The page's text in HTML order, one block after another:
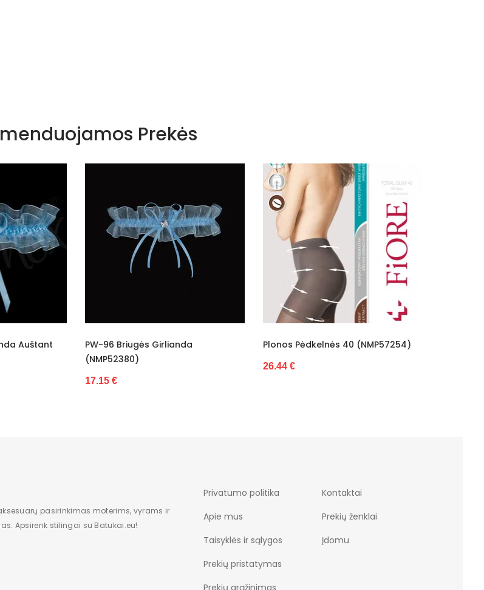
Prekės
Plonos Pėdkelnės 40 (NMP57254)
26.44 €
Trippy Tights 20 Den (NMP58925)
22.23 €
pasirinkimas moterims, vyrams ir
Apsirenk stilingai su Batukai.eu!
Privatumo politika
Apie mus
Taisyklės ir sąlygos
Prekių pristatymas
Prekių grąžinimas
Kontaktai
Prekių ženklai
Įdomu